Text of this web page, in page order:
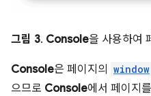
그림 3. Console을 사용하여
Console은 페이지의 window
으므로 Console에서 페이지